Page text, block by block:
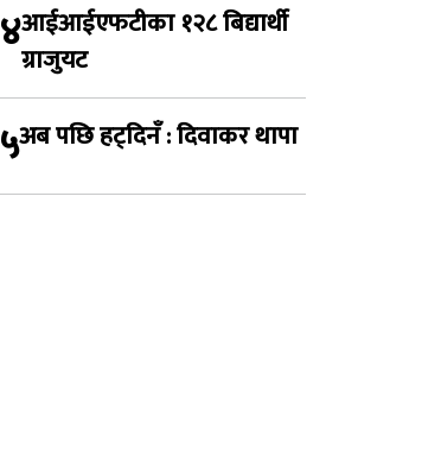
४आईआईएफटीका १२८ बिद्यार्थी
ग्राजुयट
५अब पछि हट्दिनँ : दिवाकर थापा